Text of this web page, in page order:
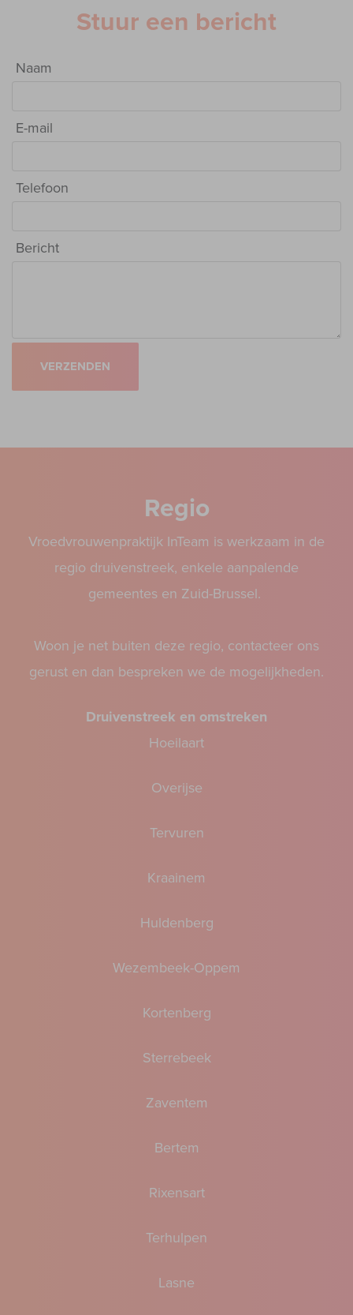
Stuur een bericht
Naam
E-mail
Telefoon
Bericht
VERZENDEN
Regio
Vroedvrouwenpraktijk InTeam is werkzaam in de
regio druivenstreek, enkele aanpalende
gemeentes en Zuid-Brussel.
Woon je net buiten deze regio, contacteer ons
gerust en dan bespreken we de mogelijkheden.
Druivenstreek en omstreken
Hoeilaart
Overijse
Tervuren
Kraainem
Huldenberg
Wezembeek-Oppem
Kortenberg
Sterrebeek
Zaventem
Bertem
Rixensart
Terhulpen
Lasne